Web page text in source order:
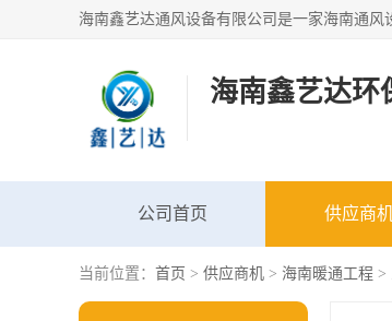
海南鑫艺达环
公司首页 供应商
当前位置： 首页 > 供应商机 > 海南暖通工程 >